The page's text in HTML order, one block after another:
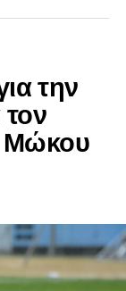
την
τον
Μώκου